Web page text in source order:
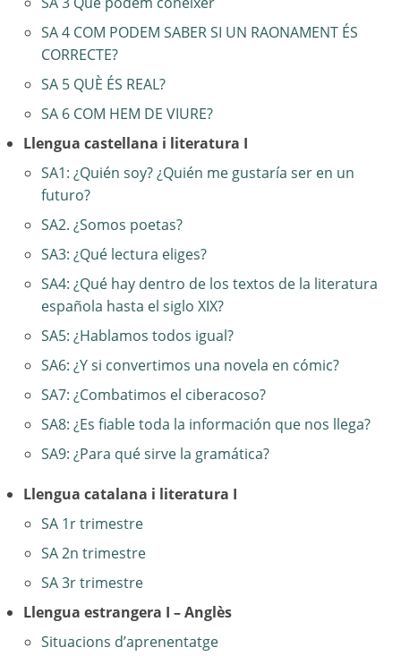
SA 4 COM PODEM SABER SI UN RAONAMENT ÉS
CORRECTE?
SA 5 QUÈ ÉS REAL?
SA 6 COM HEM DE VIURE?
Llengua castellana i literatura I
SA1: ¿Quién soy? ¿Quién me gustaría ser en un
futuro?
SA2. ¿Somos poetas?
SA3: ¿Qué lectura eliges?
SA4: ¿Qué hay dentro de los textos de la literatura
española hasta el siglo XIX?
SA5: ¿Hablamos todos igual?
SA6: ¿Y si convertimos una novela en cómic?
SA7: ¿Combatimos el ciberacoso?
SA8: ¿Es fiable toda la información que nos llega?
SA9: ¿Para qué sirve la gramática?
Llengua catalana i literatura I
SA 1r trimestre
SA 2n trimestre
SA 3r trimestre
Llengua estrangera I – Anglès
Situacions d’aprenentatge